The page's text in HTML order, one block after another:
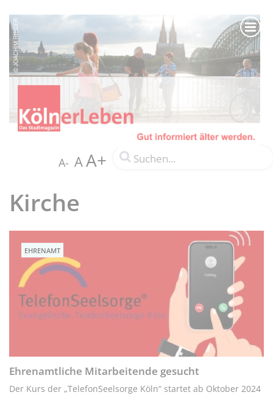
A- AA+
Kirche
EHRENAMT
Ehrenamtliche Mitarbeitende gesucht
Der Kurs der „TelefonSeelsorge Köln“ startet ab Oktober 2024